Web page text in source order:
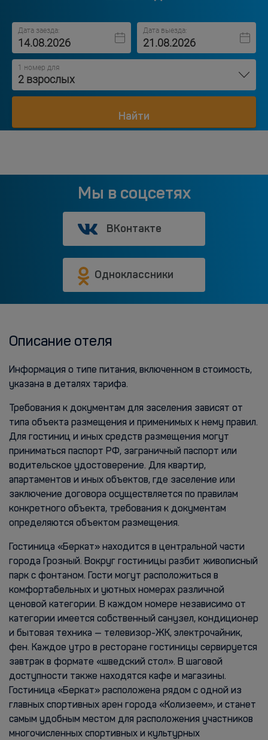
Дата заезда: Дата выезда:
1 номер для
2 взрослых
Найти
Мы в соцсетях
ВКонтакте
Одноклассники
Описание отеля
Информация о типе питания, включенном в стоимость,
указана в деталях тарифа.
Требования к документам для заселения зависят от
типа объекта размещения и применимых к нему правил.
Для гостиниц и иных средств размещения могут
приниматься паспорт РФ, заграничный паспорт или
водительское удостоверение. Для квартир,
апартаментов и иных объектов, где заселение или
заключение договора осуществляется по правилам
конкретного объекта, требования к документам
определяются объектом размещения.
Гостиница «Беркат» находится в центральной части
города Грозный. Вокруг гостиницы разбит живописный
парк с фонтаном. Гости могут расположиться в
комфортабельных и уютных номерах различной
ценовой категории. В каждом номере независимо от
категории имеется собственный санузел, кондиционер
и бытовая техника — телевизор-ЖК, электрочайник,
фен. Каждое утро в ресторане гостиницы сервируется
завтрак в формате «шведский стол». В шаговой
доступности также находятся кафе и магазины.
Гостиница «Беркат» расположена рядом с одной из
главных спортивных арен города «Колизеем», и станет
самым удобным местом для расположения участников
многочисленных спортивных и культурных